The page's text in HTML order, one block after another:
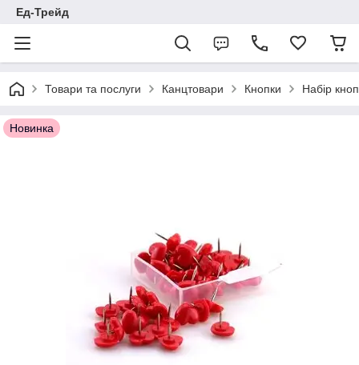
Ед-Трейд
Товари та послуги Канцтовари Кнопки Набір
Новинка